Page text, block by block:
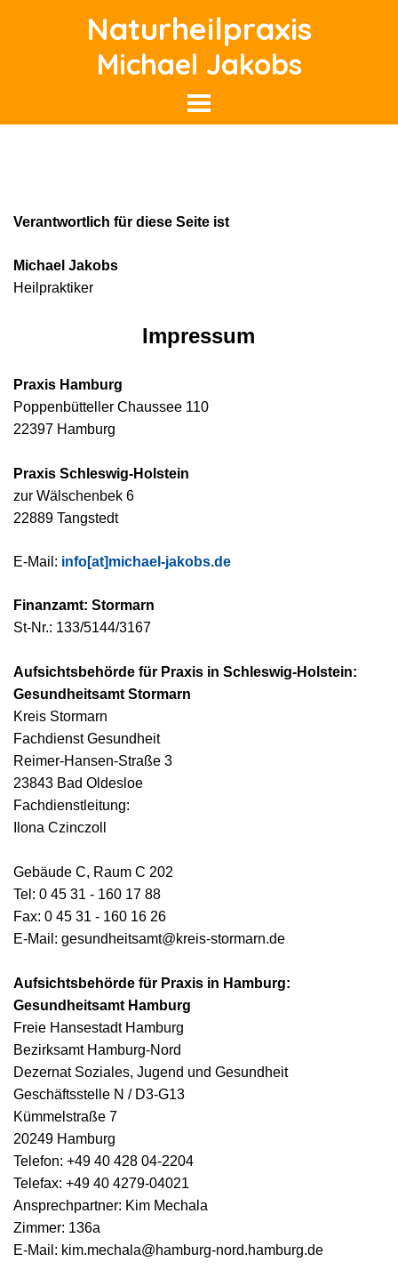
Menü überspringen
Naturheilpraxis
Michael Jakobs
Verantwortlich für diese Seite ist
Michael Jakobs
Heilpraktiker
Impressum
Praxis Hamburg
Poppenbütteller Chaussee 110
22397 Hamburg
Praxis Schleswig-Holstein
zur Wälschenbek 6
22889 Tangstedt
E-Mail: info[at]michael-jakobs.de
Finanzamt: Stormarn
St-Nr.: 133/5144/3167
Aufsichtsbehörde für Praxis in Schleswig-Holstein:
Gesundheitsamt Stormarn
Kreis Stormarn
Fachdienst Gesundheit
Reimer-Hansen-Straße 3
23843 Bad Oldesloe
Fachdienstleitung:
Ilona Czinczoll
Gebäude C, Raum C 202
Tel: 0 45 31 - 160 17 88
Fax: 0 45 31 - 160 16 26
E-Mail: gesundheitsamt@kreis-stormarn.de
Aufsichtsbehörde für Praxis in Hamburg:
Gesundheitsamt Hamburg
Freie Hansestadt Hamburg
Bezirksamt Hamburg-Nord
Dezernat Soziales, Jugend und Gesundheit
Geschäftsstelle N / D3-G13
Kümmelstraße 7
20249 Hamburg
Telefon: +49 40 428 04-2204
Telefax: +49 40 4279-04021
Ansprechpartner: Kim Mechala
Zimmer: 136a
E-Mail: kim.mechala@hamburg-nord.hamburg.de